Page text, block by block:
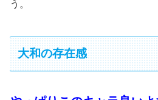
う。
大和の存在感